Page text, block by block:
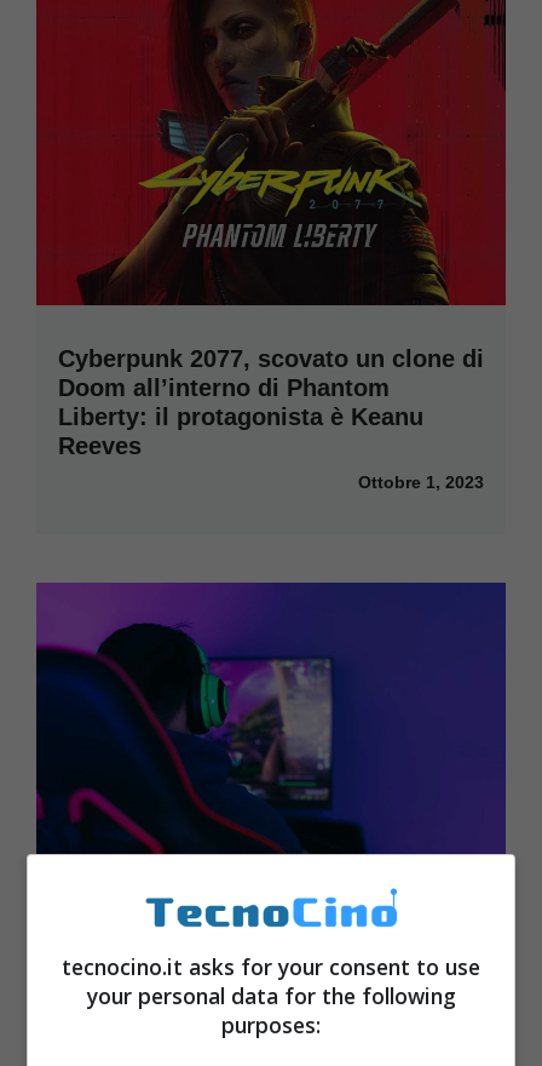
Cyberpunk 2077, scovato un clone di
Doom all’interno di Phantom
Liberty: il protagonista è Keanu
Reeves
Ottobre 1, 2023
un gamer: nessuno potrebbe mai
arrivare a tanto
tecnocino.it asks for your consent to use
your personal data for the following
purposes: